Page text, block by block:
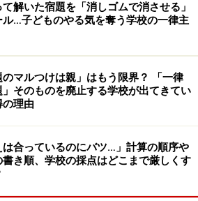
張れたのはすごいと思うよ」と伝
うか。過去は変えられないと言わ
ように意味づけしていくのかは今
いくことができます。
な評価を受けている（と子
る）
りなのに、どうしてうちの子は尻
解いた宿題を「消しゴムで消させる」
ル…子どものやる気を奪う学校の一律主
のマルつけは親」はもう限界？ 「一律
」そのものを廃止する学校が出てきてい
の理由
は合っているのにバツ…」計算の順序や
書き順、学校の採点はどこまで厳しくす